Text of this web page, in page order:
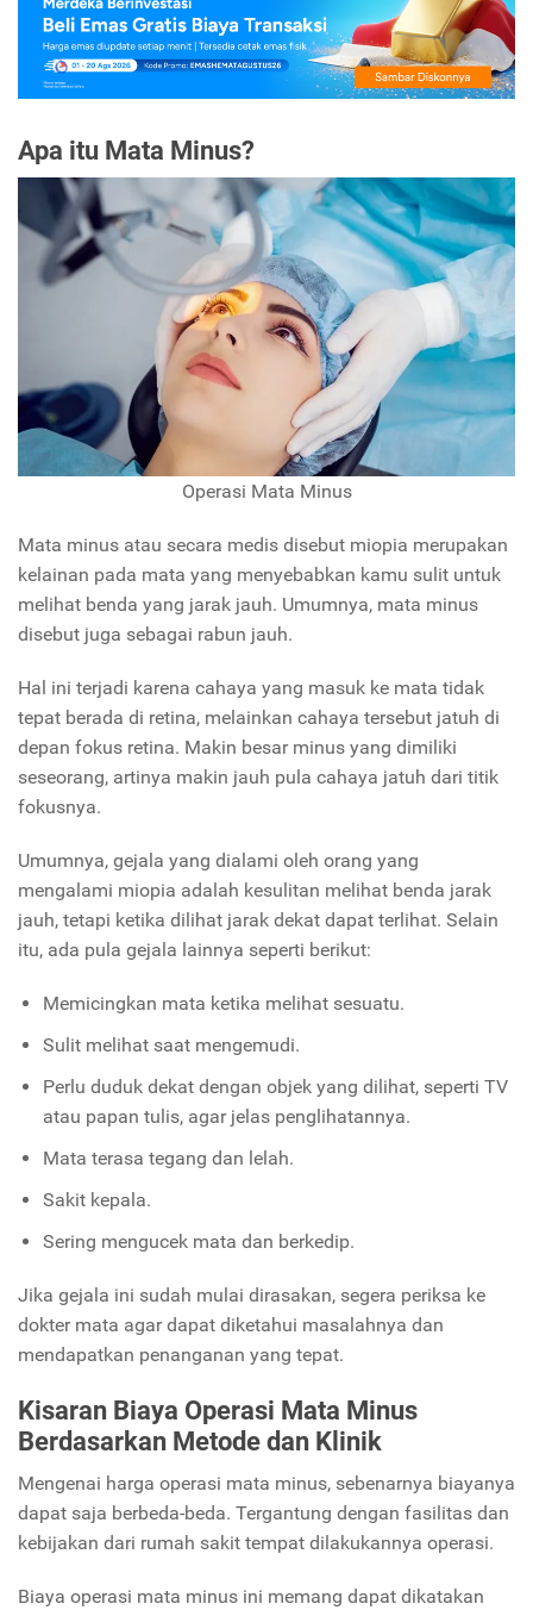
Apa itu Mata Minus?
Operasi Mata Minus
Mata minus atau secara medis disebut miopia merupakan
kelainan pada mata yang menyebabkan kamu sulit untuk
melihat benda yang jarak jauh. Umumnya, mata minus
disebut juga sebagai rabun jauh.
Hal ini terjadi karena cahaya yang masuk ke mata tidak
tepat berada di retina, melainkan cahaya tersebut jatuh di
depan fokus retina. Makin besar minus yang dimiliki
seseorang, artinya makin jauh pula cahaya jatuh dari titik
fokusnya.
Umumnya, gejala yang dialami oleh orang yang
mengalami miopia adalah kesulitan melihat benda jarak
jauh, tetapi ketika dilihat jarak dekat dapat terlihat. Selain
itu, ada pula gejala lainnya seperti berikut:
Memicingkan mata ketika melihat sesuatu.
Sulit melihat saat mengemudi.
Perlu duduk dekat dengan objek yang dilihat, seperti TV
atau papan tulis, agar jelas penglihatannya.
Mata terasa tegang dan lelah.
Sakit kepala.
Sering mengucek mata dan berkedip.
Jika gejala ini sudah mulai dirasakan, segera periksa ke
dokter mata agar dapat diketahui masalahnya dan
mendapatkan penanganan yang tepat.
Kisaran Biaya Operasi Mata Minus
Berdasarkan Metode dan Klinik
Mengenai harga operasi mata minus, sebenarnya biayanya
dapat saja berbeda-beda. Tergantung dengan fasilitas dan
kebijakan dari rumah sakit tempat dilakukannya operasi.
Biaya operasi mata minus ini memang dapat dikatakan